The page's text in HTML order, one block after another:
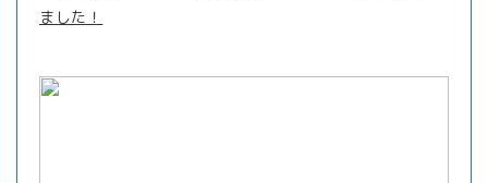
ました！